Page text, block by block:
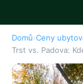
Domů›Ceny
Trst vs. Padova: